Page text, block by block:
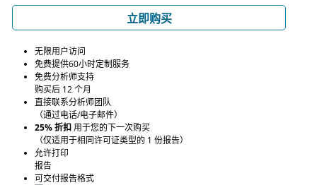
立即购买
无限用户访问
免费提供60小时定制服务
免费分析师支持
购买后 12 个月
直接联系分析师团队
（通过电话/电子邮件）
25% 折扣用于您的下一次购买
（仅适用于相同许可证类型的 1 份报告）
允许打印
报告
可交付报告格式